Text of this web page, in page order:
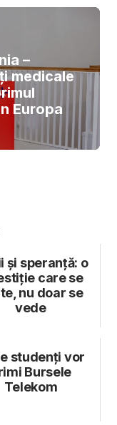
–
medicale
Europa
și speranță: o
care se
nu doar se
vede
studenți vor
Bursele
Telekom